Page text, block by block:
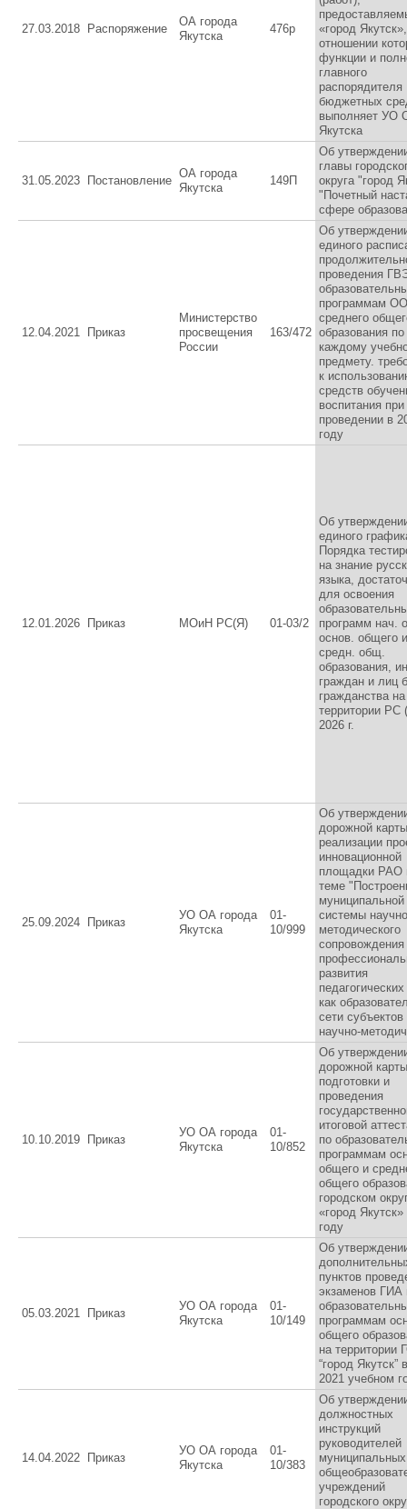
27.03.2018 Распоряжение
ОА города
Якутска
476р
«город
отношении
функции и
главного
распорядителя
бюджетных
выполняет УО
Якутска
31.05.2023 Постановление
ОА города
Якутска
149П
Об
главы
округа "город
"Почетный
сфере
12.04.2021 Приказ
Министерство
просвещения
России
163/472
Об
единого
проведения
программам
среднего
образования по
каждому
предмету.
к
средств
воспитания при
проведении в
году
12.01.2026 Приказ МОиН РС(Я) 01-03/2
Об
единого
Порядка
на знание
языка,
для освоения
программ нач.
основ. общего и
средн. общ.
образования,
граждан и лиц
гражданства на
территории РС
2026 г.
25.09.2024 Приказ
УО ОА города
Якутска
01-
10/999
Об
дорожной карты
реализации
инновационной
площадки РАО
теме
муниципальной
системы
методического
сопровождения
развития
как
сети субъектов
научно-
10.10.2019 Приказ
УО ОА города
Якутска
01-
10/852
Об
дорожной карты
подготовки и
проведения
итоговой
по
программам
общего и
общего
городском
«город
году
05.03.2021 Приказ
УО ОА города
Якутска
01-
10/149
Об
пунктов
экзаменов ГИА
программам
общего
на территории
“город Якутск”
2021 учебном
14.04.2022 Приказ
УО ОА города
Якутска
01-
10/383
Об
должностных
инструкций
руководителей
муниципальных
учреждений
городского